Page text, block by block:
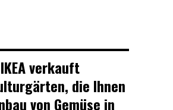
IKEA verkauft
die Ihnen
von Gemüse in